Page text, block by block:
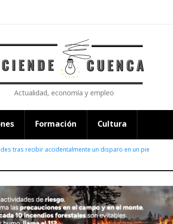
Actualidad, economía y empleo
Formación Cultura
tras recibir accidentalmente un disparo en un pie